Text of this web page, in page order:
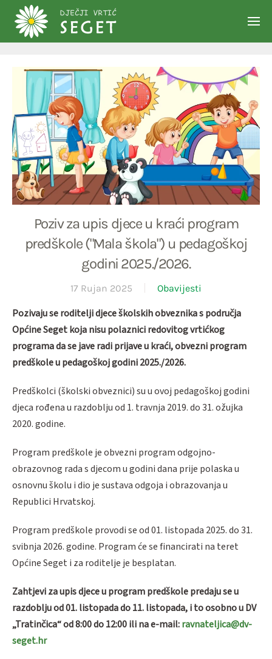
Skip to main content
Poziv za upis djece u kraći program
predškole ("Mala škola") u pedagoškoj
godini 2025./2026.
17 Rujan 2025 Obavijesti
Pozivaju se roditelji djece školskih obveznika s područja
Općine Seget koja nisu polaznici redovitog vrtićkog
programa da se jave radi prijave u kraći, obvezni program
predškole u pedagoškoj godini 2025./2026.
Predškolci (školski obveznici) su u ovoj pedagoškoj godini
djeca rođena u razdoblju od 1. travnja 2019. do 31. ožujka
2020. godine.
Program predškole je obvezni program odgojno-
obrazovnog rada s djecom u godini dana prije polaska u
osnovnu školu i dio je sustava odgoja i obrazovanja u
Republici Hrvatskoj.
Program predškole provodi se od 01. listopada 2025. do 31.
svibnja 2026. godine. Program će se financirati na teret
Općine Seget i za roditelje je besplatan.
Zahtjevi za upis djece u program predškole predaju se u
razdoblju od 01. listopada do 11. listopada, i to osobno u DV
„Tratinčica“ od 8:00 do 12:00 ili na e-mail:ravnateljica@dv-
seget.hr